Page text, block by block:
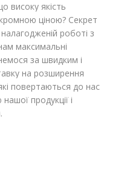
високу якість
ціною? Секрет
роботі з
максимальні
за швидким і
на розширення
повертаються до нас
продукції і